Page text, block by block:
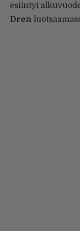
esiintyi
Dren